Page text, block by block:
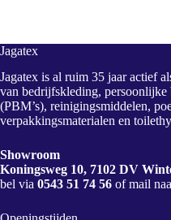
Jagatex
Jagatex is al ruim 35 jaar actief
van bedrijfskleding, persoonlijke
(PBM’s), reinigingsmiddelen,
verpakkingsmaterialen en
Showroom
Koningsweg 10, 7102 DV
bel via 0543 51 74 56 of mail